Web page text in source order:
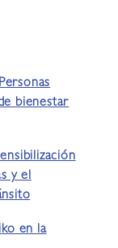
bienestar
y el
en la